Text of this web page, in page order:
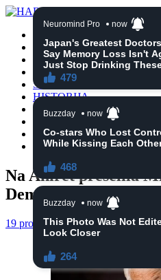
VIJESTI
BIH
TURSKA
SVIJET
HISTORIJA
RELIGIJA
ZANIMLJIVOSTI
CRNA HRONIKA
OBAVIJESTI
Na Ahiret preselila
Demirović
19 prosinca, 2024 haberhana